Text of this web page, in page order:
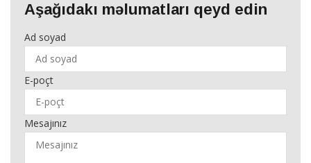
Aşağıdakı məlumatları qeyd edin
Ad soyad
E-poçt
Mesajınız